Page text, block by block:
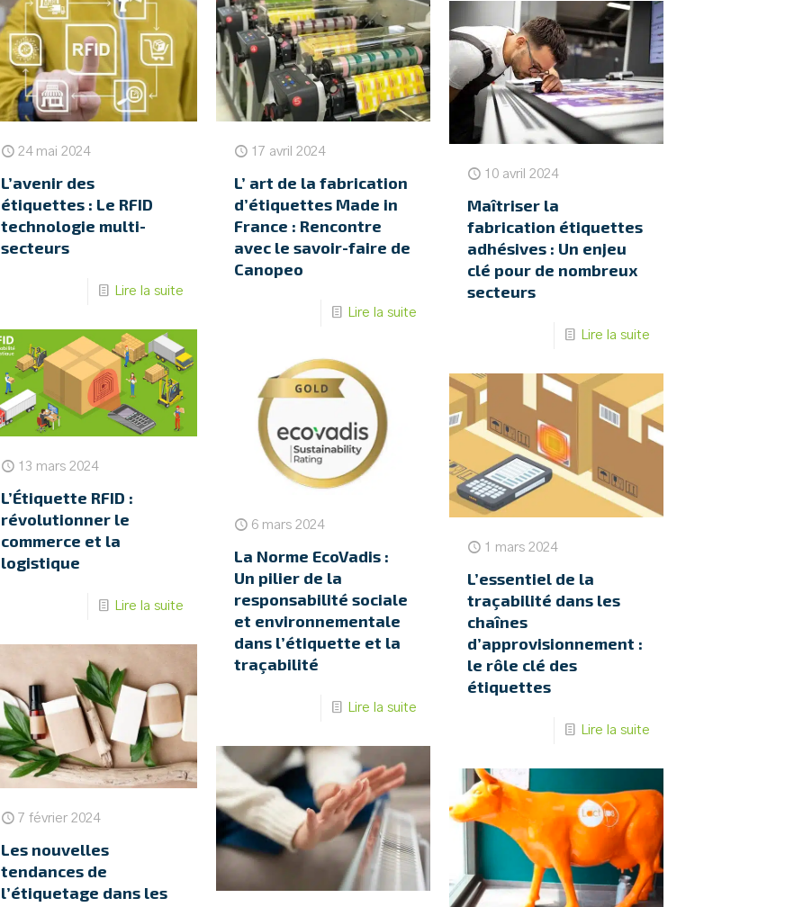
24 mai 2024
L’avenir des
étiquettes : Le RFID
technologie multi-
secteurs
Lire la suite
17 avril 2024
L’ art de la fabrication
d’étiquettes Made in
France : Rencontre
avec le savoir-faire de
Canopeo
Lire la suite
10 avril 2024
Maîtriser la
fabrication étiquettes
adhésives : Un enjeu
clé pour de nombreux
secteurs
Lire la suite
13 mars 2024
L’Étiquette RFID :
révolutionner le
commerce et la
logistique
Lire la suite
6 mars 2024
La Norme EcoVadis :
Un pilier de la
responsabilité sociale
et environnementale
dans l’étiquette et la
traçabilité
Lire la suite
1 mars 2024
L’essentiel de la
traçabilité dans les
chaînes
d’approvisionnement :
le rôle clé des
étiquettes
Lire la suite
7 février 2024
Les nouvelles
tendances de
l’étiquetage dans les